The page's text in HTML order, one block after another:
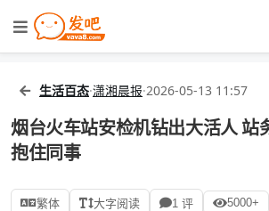
生活百态·潇湘晨报·2026-05-13 11:57
烟台火车站安检机钻出大活人 站
抱住同事
繁体 大字阅读 1 评 5000+